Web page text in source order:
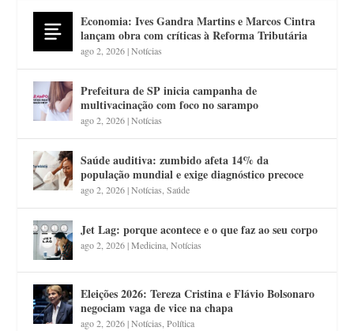
Economia: Ives Gandra Martins e Marcos Cintra
lançam obra com críticas à Reforma Tributária
ago 2, 2026|Notícias
Prefeitura de SP inicia campanha de
multivacinação com foco no sarampo
ago 2, 2026|Notícias
Saúde auditiva: zumbido afeta 14% da
população mundial e exige diagnóstico precoce
ago 2, 2026|Notícias ,Saúde
Jet Lag: porque acontece e o que faz ao seu corpo
ago 2, 2026|Medicina ,Notícias
Eleições 2026: Tereza Cristina e Flávio Bolsonaro
negociam vaga de vice na chapa
ago 2, 2026|Notícias ,Política